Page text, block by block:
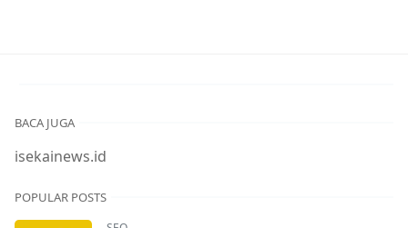
BACA JUGA
isekainews.id
POPULAR POSTS